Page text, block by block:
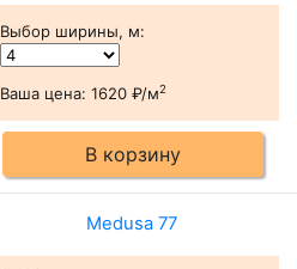
Выбор ширины, м:
Ваша цена: 1620 ₽/м2
В корзину
Medusa 77